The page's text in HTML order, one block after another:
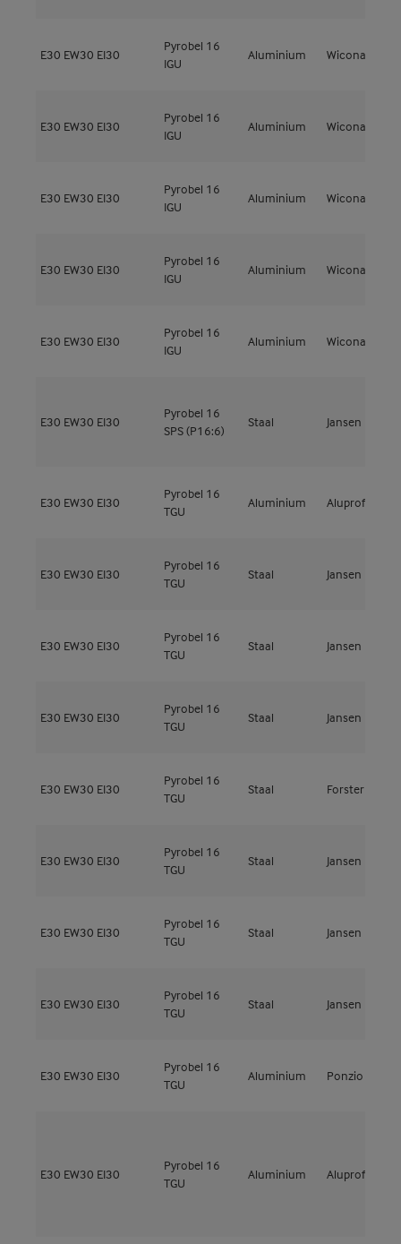
E30 EW30 EI30
Pyrobel 16
IGU
Aluminium Wicona
E30 EW30 EI30
Pyrobel 16
IGU
Aluminium Wicona
E30 EW30 EI30
Pyrobel 16
IGU
Aluminium Wicona
E30 EW30 EI30
Pyrobel 16
IGU
Aluminium Wicona
E30 EW30 EI30
Pyrobel 16
IGU
Aluminium Wicona
E30 EW30 EI30
Pyrobel 16
SPS (P16:6)
Staal Jansen
E30 EW30 EI30
Pyrobel 16
TGU
Aluminium Aluprof
E30 EW30 EI30
Pyrobel 16
TGU
Staal Jansen
E30 EW30 EI30
Pyrobel 16
TGU
Staal Jansen
E30 EW30 EI30
Pyrobel 16
TGU
Staal Jansen
E30 EW30 EI30
Pyrobel 16
TGU
Staal Forster
E30 EW30 EI30
Pyrobel 16
TGU
Staal Jansen
E30 EW30 EI30
Pyrobel 16
TGU
Staal Jansen
E30 EW30 EI30
Pyrobel 16
TGU
Staal Jansen
E30 EW30 EI30
Pyrobel 16
TGU
Aluminium Ponzio
E30 EW30 EI30
Pyrobel 16
TGU
Aluminium Aluprof